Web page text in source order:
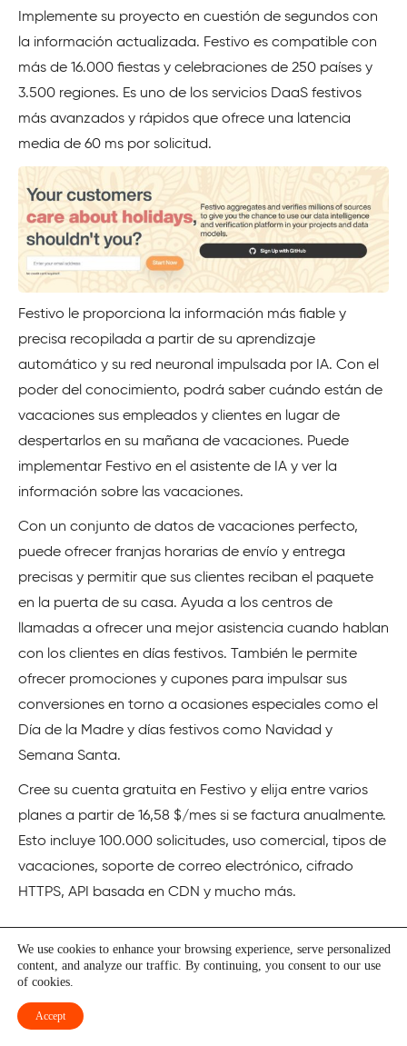
Implemente su proyecto en cuestión de segundos con
la información actualizada. Festivo es compatible con
más de 16.000 fiestas y celebraciones de 250 países y
3.500 regiones. Es uno de los servicios DaaS festivos
más avanzados y rápidos que ofrece una latencia
media de 60 ms por solicitud.
Festivo le proporciona la información más fiable y
precisa recopilada a partir de su aprendizaje
automático y su red neuronal impulsada por IA. Con el
poder del conocimiento, podrá saber cuándo están de
vacaciones sus empleados y clientes en lugar de
despertarlos en su mañana de vacaciones. Puede
implementar Festivo en el asistente de IA y ver la
información sobre las vacaciones.
Con un conjunto de datos de vacaciones perfecto,
puede ofrecer franjas horarias de envío y entrega
precisas y permitir que sus clientes reciban el paquete
en la puerta de su casa. Ayuda a los centros de
llamadas a ofrecer una mejor asistencia cuando hablan
con los clientes en días festivos. También le permite
ofrecer promociones y cupones para impulsar sus
conversiones en torno a ocasiones especiales como el
Día de la Madre y días festivos como Navidad y
Semana Santa.
Cree su cuenta gratuita en Festivo y elija entre varios
planes a partir de 16,58 $/mes si se factura anualmente.
Esto incluye 100.000 solicitudes, uso comercial, tipos de
vacaciones, soporte de correo electrónico, cifrado
HTTPS, API basada en CDN y mucho más.
El seguimiento de la información sobre las vacaciones
en todo el mundo es complejo, pero las API de
vacaciones pueden simplificarlo. Utilizar la mejor API de
We use cookies to enhance your browsing experience, serve personalized
content, and analyze our traffic. By continuing, you consent to our use
of cookies.
Accept